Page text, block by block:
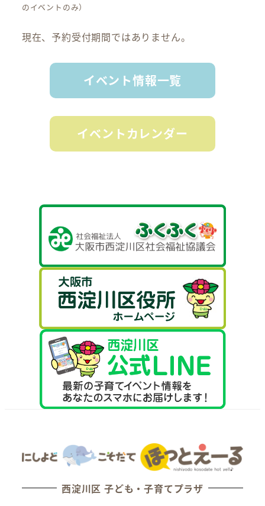
のイベントのみ）
現在、予約受付期間ではありません。
イベント情報一覧
イベントカレンダー
西淀川区 子ども・子育てプラザ